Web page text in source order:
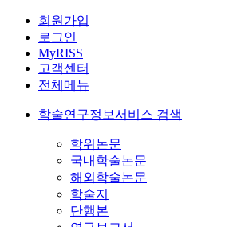
회원가입
로그인
MyRISS
고객센터
전체메뉴
학술연구정보서비스 검색
학위논문
국내학술논문
해외학술논문
학술지
단행본